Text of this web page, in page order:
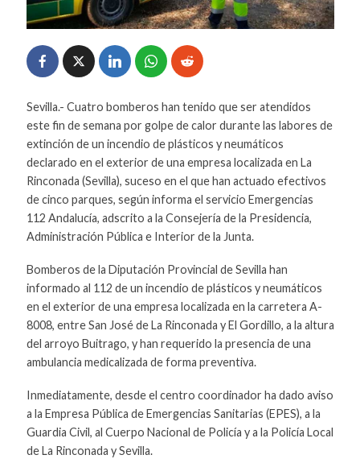
Sevilla.- Cuatro bomberos han tenido que ser atendidos
este fin de semana por golpe de calor durante las labores de
extinción de un incendio de plásticos y neumáticos
declarado en el exterior de una empresa localizada en La
Rinconada (Sevilla), suceso en el que han actuado efectivos
de cinco parques, según informa el servicio Emergencias
112 Andalucía, adscrito a la Consejería de la Presidencia,
Administración Pública e Interior de la Junta.
Bomberos de la Diputación Provincial de Sevilla han
informado al 112 de un incendio de plásticos y neumáticos
en el exterior de una empresa localizada en la carretera A-
8008, entre San José de La Rinconada y El Gordillo, a la altura
del arroyo Buitrago, y han requerido la presencia de una
ambulancia medicalizada de forma preventiva.
Inmediatamente, desde el centro coordinador ha dado aviso
a la Empresa Pública de Emergencias Sanitarias (EPES), a la
Guardia Civil, al Cuerpo Nacional de Policía y a la Policía Local
de La Rinconada y Sevilla.